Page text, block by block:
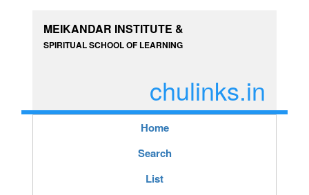
MEIKANDAR INSTITUTE &
SPIRITUAL SCHOOL OF LEARNING
chulinks.in
Home
Search
List